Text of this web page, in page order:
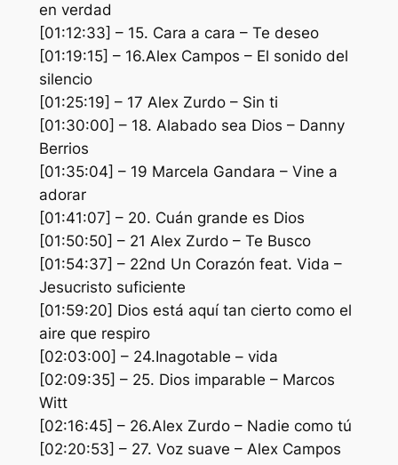
en verdad
[01:12:33] – 15. Cara a cara – Te deseo
[01:19:15] – 16.Alex Campos – El sonido del
silencio
[01:25:19] – 17 Alex Zurdo – Sin ti
[01:30:00] – 18. Alabado sea Dios – Danny
Berrios
[01:35:04] – 19 Marcela Gandara – Vine a
adorar
[01:41:07] – 20. Cuán grande es Dios
[01:50:50] – 21 Alex Zurdo – Te Busco
[01:54:37] – 22nd Un Corazón feat. Vida –
Jesucristo suficiente
[01:59:20] Dios está aquí tan cierto como el
aire que respiro
[02:03:00] – 24.Inagotable – vida
[02:09:35] – 25. Dios imparable – Marcos
Witt
[02:16:45] – 26.Alex Zurdo – Nadie como tú
[02:20:53] – 27. Voz suave – Alex Campos